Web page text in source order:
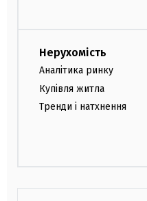
Нерухомість
Аналітика ринку
Купівля житла
Тренди і натхнення